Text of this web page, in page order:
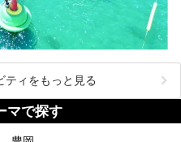
ティをもっと見る
マで探す